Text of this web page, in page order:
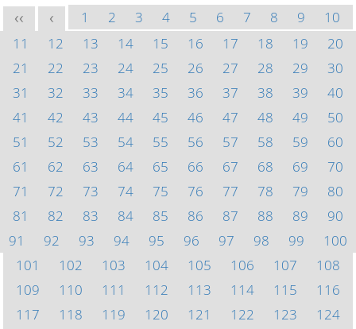
<< < 1 2 3 4 5 6 7 8 9
10
11
12 13 14 15 16 17 18 19
20
21
22 23 24 25 26 27 28 29
30
31
32 33 34 35 36 37 38 39
40
41
42 43 44 45 46 47 48 49
50
51
52 53 54 55 56 57 58 59
60
61
62 63 64 65 66 67 68 69
70
71
72 73 74 75 76 77 78 79
80
81
82 83 84 85 86 87 88 89
90
91
92 93 94 95 96 97 98 99
100
101
102 103 104 105 106 107
108
109
110 111 112 113 114 115
116
117
118 119 120 121 122 123
124